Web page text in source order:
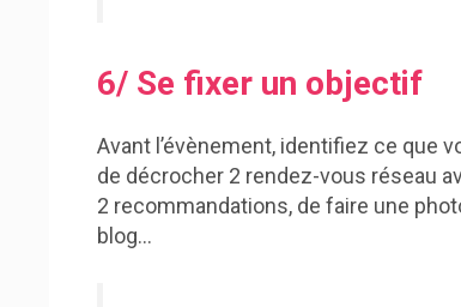
6/ Se fixer un objectif
Avant l’évènement, identifiez ce que
de décrocher 2 rendez-vous réseau
2 recommandations, de faire une
blog…